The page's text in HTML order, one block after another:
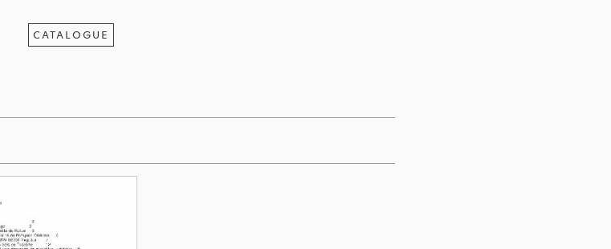
CATALOGUE